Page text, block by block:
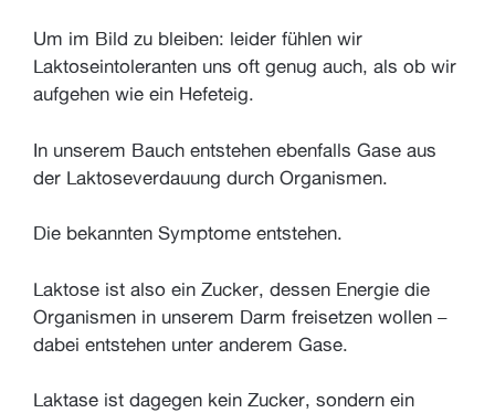
Um im Bild zu bleiben: leider fühlen wir
Laktoseintoleranten uns oft genug auch, als ob wir
aufgehen wie ein Hefeteig.
In unserem Bauch entstehen ebenfalls Gase aus
der Laktoseverdauung durch Organismen.
Die bekannten Symptome entstehen.
Laktose ist also ein Zucker, dessen Energie die
Organismen in unserem Darm freisetzen wollen –
dabei entstehen unter anderem Gase.
Laktase ist dagegen kein Zucker, sondern ein